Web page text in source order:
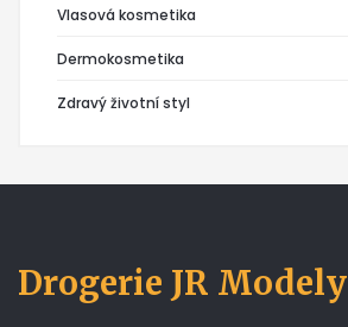
Vlasová kosmetika
Dermokosmetika
Zdravý životní styl
Drogerie JR Modely